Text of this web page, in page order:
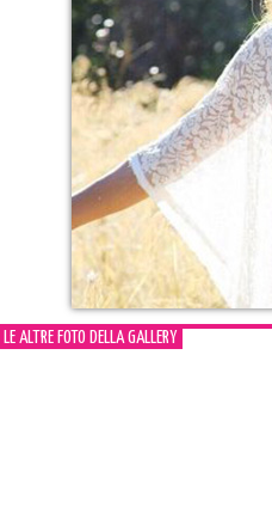
LE ALTRE FOTO DELLA GALLERY